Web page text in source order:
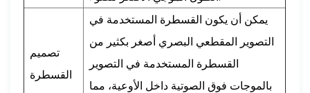
تصميم
القسطرة
يمكن أن يكون القسطرة المستخدمة في
التصوير المقطعي البصري أصغر بكثير من
القسطرة المستخدمة في التصوير
بالموجات فوق الصوتية داخل الأوعية، مما